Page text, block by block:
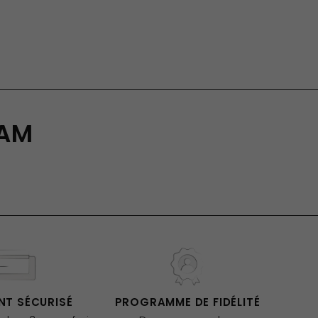
SÉCURISÉ
PROGRAMME DE FIDÉLITÉ